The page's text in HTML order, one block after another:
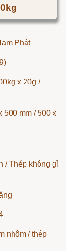
Phát
x 20g /
500 mm / 500 x
/ Thép không gỉ
nhôm / thép